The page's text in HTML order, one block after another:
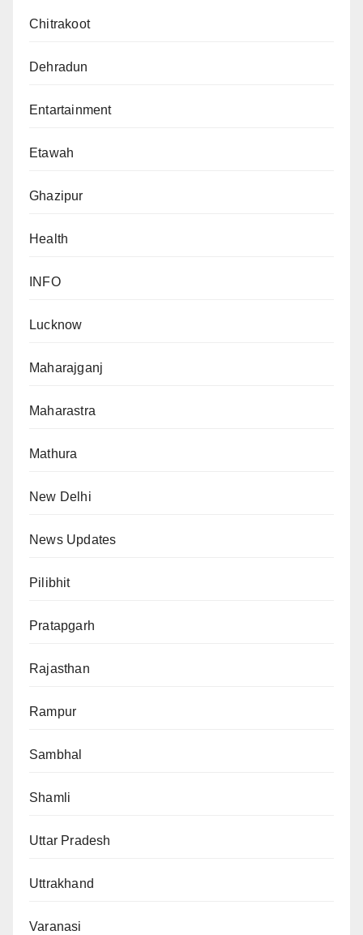
Chitrakoot
Dehradun
Entartainment
Etawah
Ghazipur
Health
INFO
Lucknow
Maharajganj
Maharastra
Mathura
New Delhi
News Updates
Pilibhit
Pratapgarh
Rajasthan
Rampur
Sambhal
Shamli
Uttar Pradesh
Uttrakhand
Varanasi